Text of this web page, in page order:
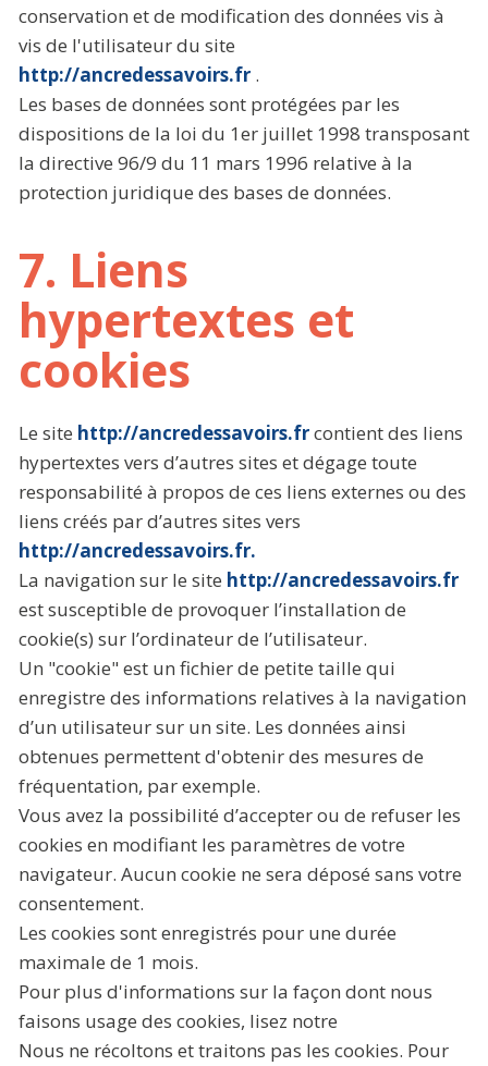
conservation et de modification des données vis à
vis de l'utilisateur du site
http://ancredessavoirs.fr .
Les bases de données sont protégées par les
dispositions de la loi du 1er juillet 1998 transposant
la directive 96/9 du 11 mars 1996 relative à la
protection juridique des bases de données.
7. Liens
hypertextes et
cookies
Le site http://ancredessavoirs.frcontient des liens
hypertextes vers d’autres sites et dégage toute
responsabilité à propos de ces liens externes ou des
liens créés par d’autres sites vers
http://ancredessavoirs.fr.
La navigation sur le site http://ancredessavoirs.fr
est susceptible de provoquer l’installation de
cookie(s) sur l’ordinateur de l’utilisateur.
Un "cookie" est un fichier de petite taille qui
enregistre des informations relatives à la navigation
d’un utilisateur sur un site. Les données ainsi
obtenues permettent d'obtenir des mesures de
fréquentation, par exemple.
Vous avez la possibilité d’accepter ou de refuser les
cookies en modifiant les paramètres de votre
navigateur. Aucun cookie ne sera déposé sans votre
consentement.
Les cookies sont enregistrés pour une durée
maximale de 1 mois.
Pour plus d'informations sur la façon dont nous
faisons usage des cookies, lisez notre
Nous ne récoltons et traitons pas les cookies. Pour